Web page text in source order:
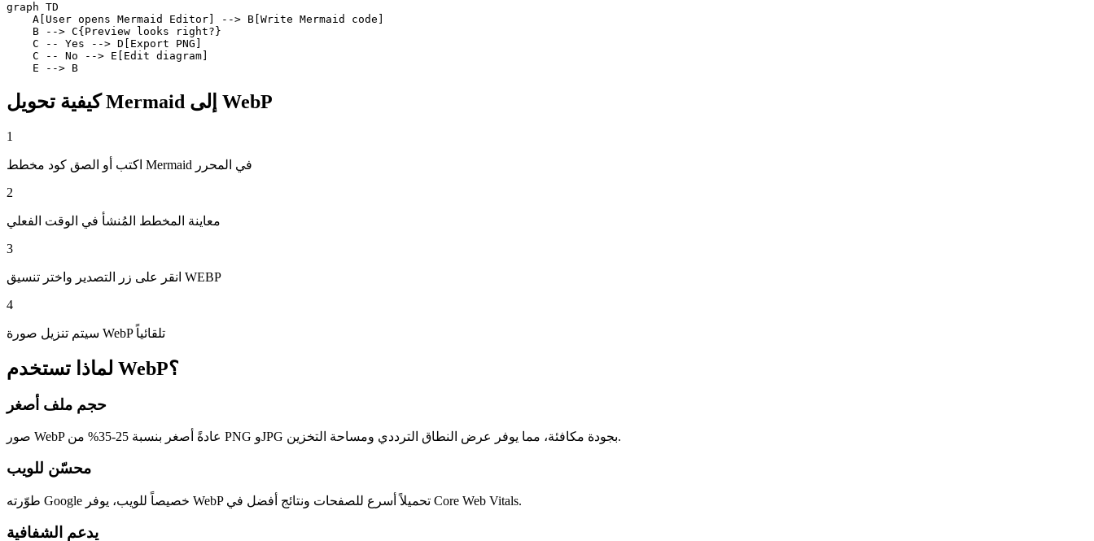
graph TD
    A[User opens Mermaid Editor] --> B[Write Mermaid code]
    B --> C{Preview looks right?}
    C -- Yes --> D[Export PNG]
    C -- No --> E[Edit diagram]
    E --> B
كيفية تحويل Mermaid إلى WebP
1
اكتب أو الصق كود مخطط Mermaid في المحرر
2
معاينة المخطط المُنشأ في الوقت الفعلي
3
انقر على زر التصدير واختر تنسيق WEBP
4
سيتم تنزيل صورة WebP تلقائياً
لماذا تستخدم WebP؟
حجم ملف أصغر
صور WebP عادةً أصغر بنسبة 25-35% من PNG وJPG بجودة مكافئة، مما يوفر عرض النطاق الترددي ومساحة التخزين.
محسّن للويب
طوّرته Google خصيصاً للويب، يوفر WebP تحميلاً أسرع للصفحات ونتائج أفضل في Core Web Vitals.
يدعم الشفافية